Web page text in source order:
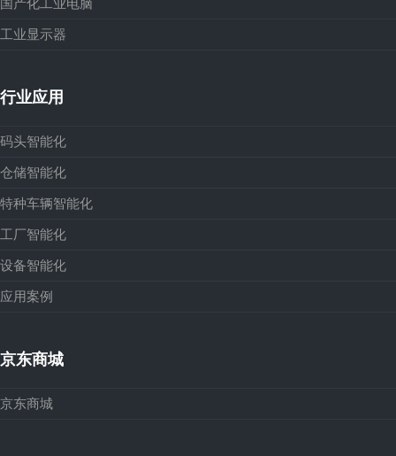
工业显示器
行业应用
码头智能化
仓储智能化
特种车辆智能化
工厂智能化
设备智能化
应用案例
京东商城
京东商城